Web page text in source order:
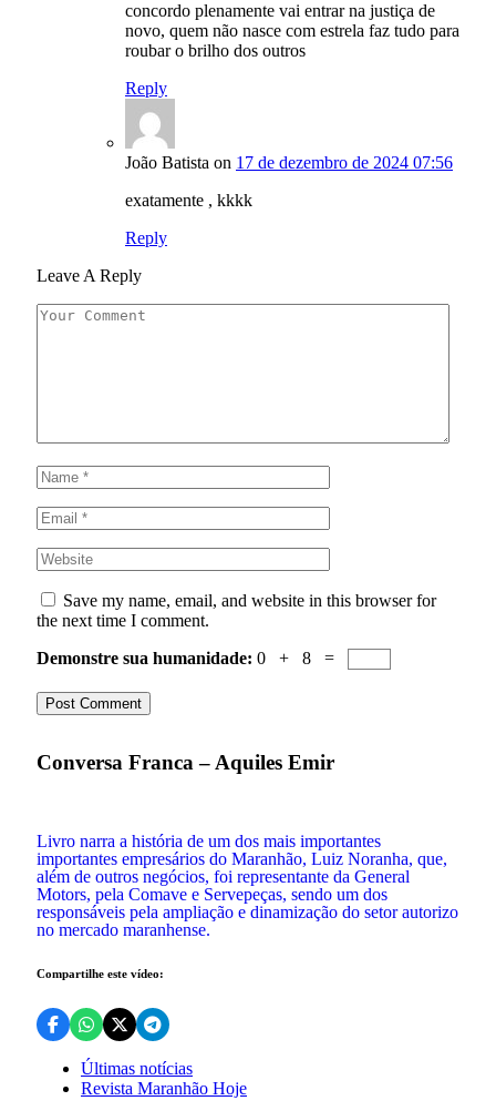
concordo plenamente vai entrar na justiça de
novo, quem não nasce com estrela faz tudo para
roubar o brilho dos outros
Reply
João Batista on 17 de dezembro de 2024 07:56
exatamente , kkkk
Reply
Leave A Reply
Save my name, email, and website in this browser for
the next time I comment.
Demonstre sua humanidade: 0 + 8 =
Conversa Franca – Aquiles Emir
Livro narra a história de um dos mais importantes
importantes empresários do Maranhão, Luiz Noranha, que,
além de outros negócios, foi representante da General
Motors, pela Comave e Servepeças, sendo um dos
responsáveis pela ampliação e dinamização do setor autorizo
no mercado maranhense.
Compartilhe este vídeo:
Últimas notícias
Revista Maranhão Hoje